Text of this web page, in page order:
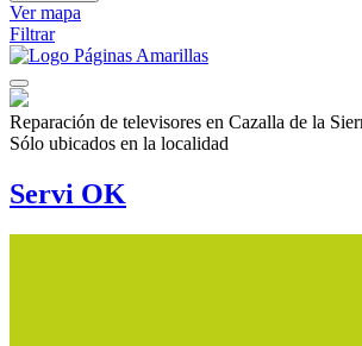
Ver mapa
Filtrar
Reparación de televisores en Cazalla de la
Sólo ubicados en la localidad
Servi OK